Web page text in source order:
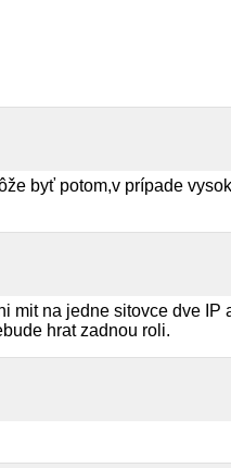
byť potom,v prípade
mit na jedne sitovce dve IP
hrat zadnou roli.